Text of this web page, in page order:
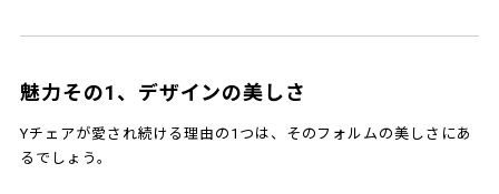
魅力その1、デザインの美しさ
Yチェアが愛され続ける理由の1つは、そのフォルムの美しさにあ
るでしょう。